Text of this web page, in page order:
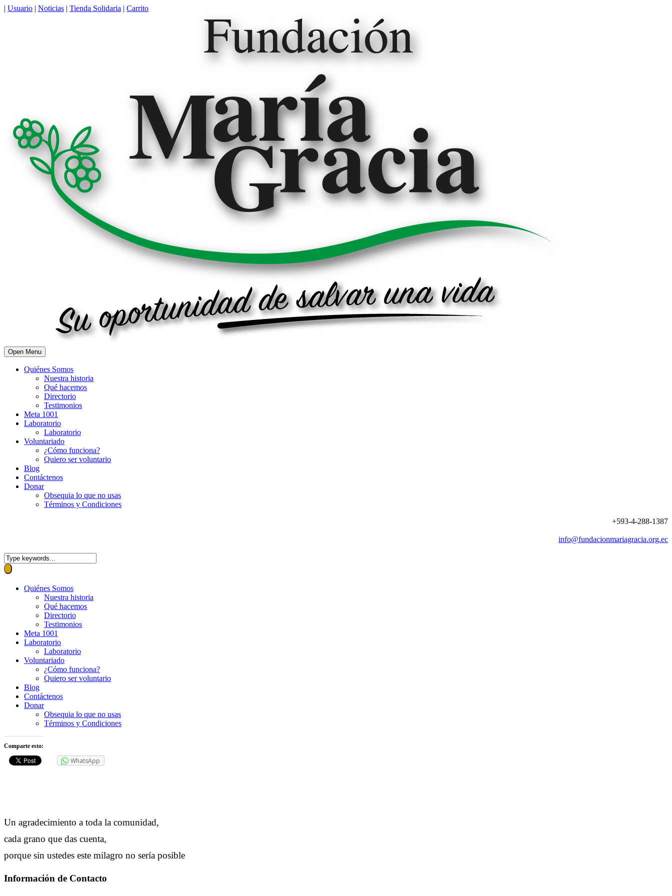
| Usuario | Noticias | Tienda Solidaria | Carrito
Open Menu
Quiénes Somos
Nuestra historia
Qué hacemos
Directorio
Testimonios
Meta 1001
Laboratorio
Laboratorio
Voluntariado
¿Cómo funciona?
Quiero ser voluntario
Blog
Contáctenos
Donar
Obsequia lo que no usas
Términos y Condiciones
+593-4-288-1387
info@fundacionmariagracia.org.ec
Quiénes Somos
Nuestra historia
Qué hacemos
Directorio
Testimonios
Meta 1001
Laboratorio
Laboratorio
Voluntariado
¿Cómo funciona?
Quiero ser voluntario
Blog
Contáctenos
Donar
Obsequia lo que no usas
Términos y Condiciones
Comparte esto:
WhatsApp
Un agradecimiento a toda la comunidad,
cada grano que das cuenta,
porque sin ustedes este milagro no sería posible
Información de Contacto